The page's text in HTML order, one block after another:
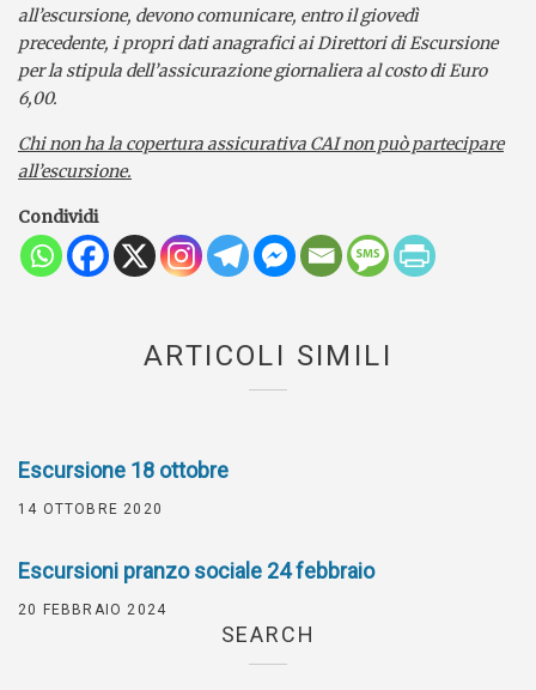
all’escursione, devono comunicare, entro il giovedì
precedente, i propri dati anagrafici ai Direttori di Escursione
per la stipula dell’assicurazione giornaliera al costo di Euro
6,00.
Chi non ha la copertura assicurativa CAI non può partecipare
all’escursione.
Condividi
ARTICOLI SIMILI
Escursione 18 ottobre
14 OTTOBRE 2020
Escursioni pranzo sociale 24 febbraio
20 FEBBRAIO 2024
SEARCH